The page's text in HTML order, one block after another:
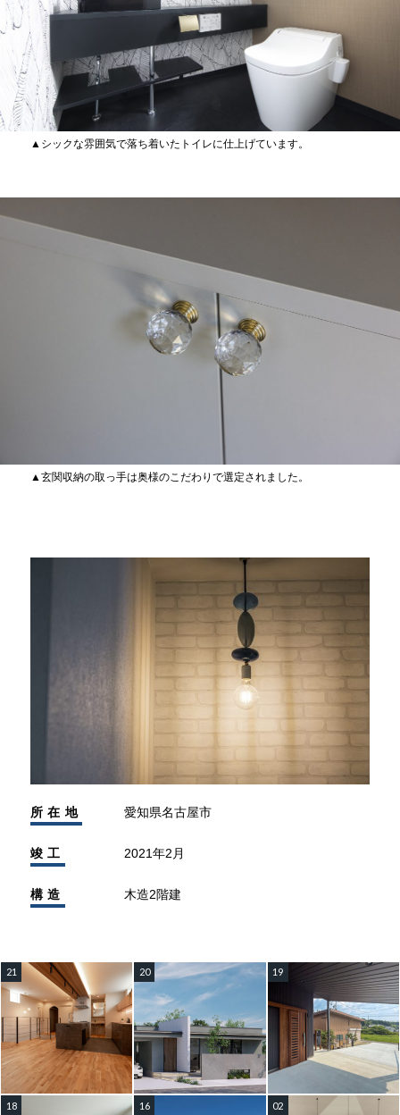
▲シックな雰囲気で落ち着いたトイレに仕上げています。
▲玄関収納の取っ手は奥様のこだわりで選定されました。
所在地 愛知県名古屋市
竣工 2021年2月
構造 木造2階建
21 20 19
18 16 02